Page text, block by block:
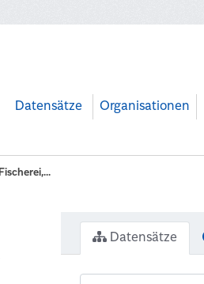
Datensätze Organisationen
Datensätze